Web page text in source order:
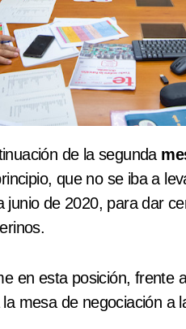
de la segunda
que no se iba a
junio de 2020, para dar
en esta posición, frente
mesa de negociación a